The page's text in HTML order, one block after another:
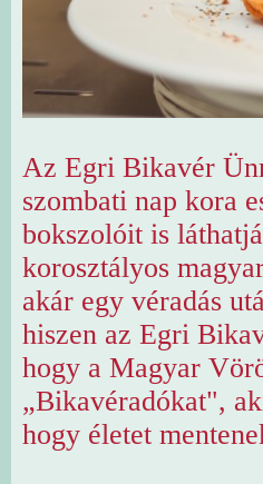
Az Egri Bikavér
szombati nap kora
bokszolóit is
korosztályos
akár egy véradás
hiszen az Egri
hogy a Magyar
„Bikavéradókat",
hogy életet